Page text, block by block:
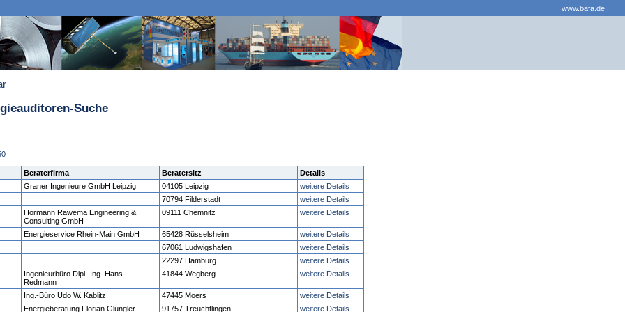
www.bafa.de |
Suche
Beraterfirma Beratersitz
Details
Graner Ingenieure GmbH Leipzig
04105 Leipzig
weitere Details
70794 Filderstadt
weitere Details
Hörmann Rawema Engineering &
Consulting GmbH
09111 Chemnitz weitere Details
Energieservice Rhein-Main GmbH 65428 Rüsselsheim
weitere Details
67061 Ludwigshafen
weitere Details
22297 Hamburg
weitere Details
Ingenieurbüro Dipl.-Ing. Hans
Redmann
41844 Wegberg weitere Details
Ing.-Büro Udo W. Kablitz 47445 Moers
weitere Details
Energieberatung Florian Glungler
91757 Treuchtlingen weitere Details